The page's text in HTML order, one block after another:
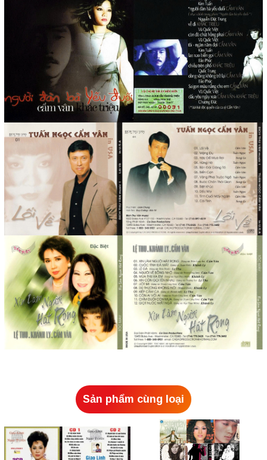
Sản phẩm cùng loại